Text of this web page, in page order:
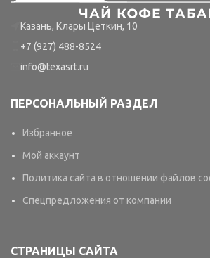
Казань, Клары Цеткин, 10
+7 (927) 488-8524
info@texasrt.ru
ПЕРСОНАЛЬНЫЙ РАЗДЕЛ
Избранное
Мой аккаунт
Политика сайта в отношении файлов
Спецпредложения от компании
СТРАНИЦЫ САЙТА